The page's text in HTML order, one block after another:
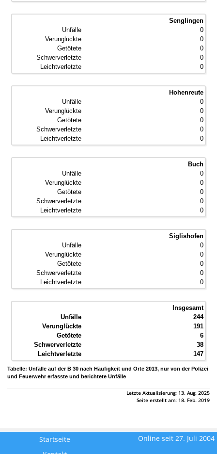
Senglingen
0
0
0
0
0
Hohenreute
0
0
0
0
0
Buch
0
0
0
0
0
Siglishofen
0
0
0
0
0
Insgesamt
244
191
6
38
147
Tabelle: Unfälle auf der B 30 nach Häufigkeit und Orte 2013, nur von der Polizei
und Feuerwehr erfasste und berichtete Unfälle
Letzte Aktualisierung: 13. Aug. 2025
Seite erstellt am: 18. Feb. 2019
Online seit 27. Juli 2004
Startseite